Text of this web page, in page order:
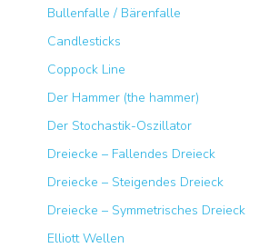
Bullenfalle / Bärenfalle
Candlesticks
Coppock Line
Der Hammer (the hammer)
Der Stochastik-Oszillator
Dreiecke – Fallendes Dreieck
Dreiecke – Steigendes Dreieck
Dreiecke – Symmetrisches Dreieck
Elliott Wellen